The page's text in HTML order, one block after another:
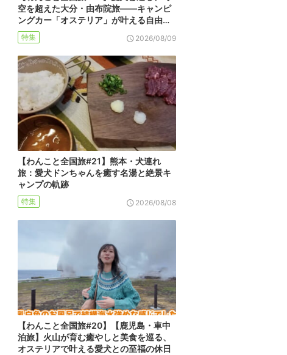
空を超えた大分・由布院旅――キャンピ
ングカー「オステリア」が叶える自由…
特集 2026/08/09
【わんこと全国旅#21】熊本・犬連れ
旅：愛犬ドンちゃんを癒す名湯と絶景キ
ャンプの軌跡
特集 2026/08/08
【わんこと全国旅#20】【鹿児島・車中
泊旅】火山が育む癒やしと美食を巡る、
オステリアで叶える愛犬との至福の休日